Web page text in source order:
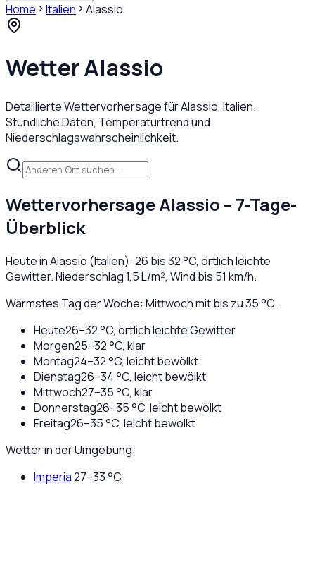
Home Italien Alassio
WetterAlassio
Detaillierte Wettervorhersage fürAlassio, Italien.
Stündliche Daten, Temperaturtrend und
Niederschlagswahrscheinlichkeit.
WettervorhersageAlassio – 7-Tage-
Überblick
Heute inAlassio (Italien): 26 bis32°C, örtlich leichte
Gewitter. Niederschlag1,5L/m², Wind bis 51 km/h.
Wärmstes Tag der Woche: Mittwoch mit bis zu 35 °C.
Heute26–32°C, örtlich leichte Gewitter
Morgen25–32°C, klar
Montag24–32°C, leicht bewölkt
Dienstag26–34°C, leicht bewölkt
Mittwoch27–35°C, klar
Donnerstag26–35°C, leicht bewölkt
Freitag26–35°C, leicht bewölkt
Wetter in der Umgebung:
Imperia27–33°C